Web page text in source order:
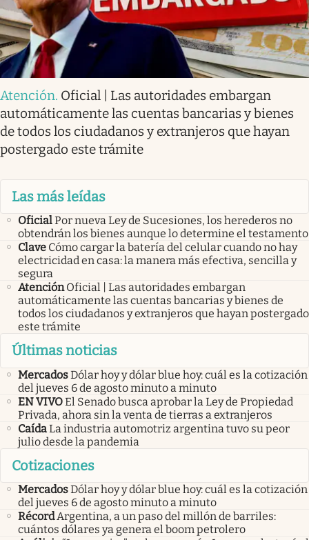
Atención. Oficial | Las autoridades embargan
automáticamente las cuentas bancarias y bienes
de todos los ciudadanos y extranjeros que hayan
postergado este trámite
Las más leídas
OficialPor nueva Ley de Sucesiones, los herederos no
obtendrán los bienes aunque lo determine el testamento
Clave Cómo cargar la batería del celular cuando no hay
electricidad en casa: la manera más efectiva, sencilla y
segura
Atención Oficial | Las autoridades embargan
automáticamente las cuentas bancarias y bienes de
todos los ciudadanos y extranjeros que hayan postergado
este trámite
Últimas noticias
MercadosDólar hoy y dólar blue hoy: cuál es la cotización
del jueves 6 de agosto minuto a minuto
EN VIVOEl Senado busca aprobar la Ley de Propiedad
Privada, ahora sin la venta de tierras a extranjeros
CaídaLa industria automotriz argentina tuvo su peor
julio desde la pandemia
Cotizaciones
MercadosDólar hoy y dólar blue hoy: cuál es la cotización
del jueves 6 de agosto minuto a minuto
RécordArgentina, a un paso del millón de barriles:
cuántos dólares ya genera el boom petrolero